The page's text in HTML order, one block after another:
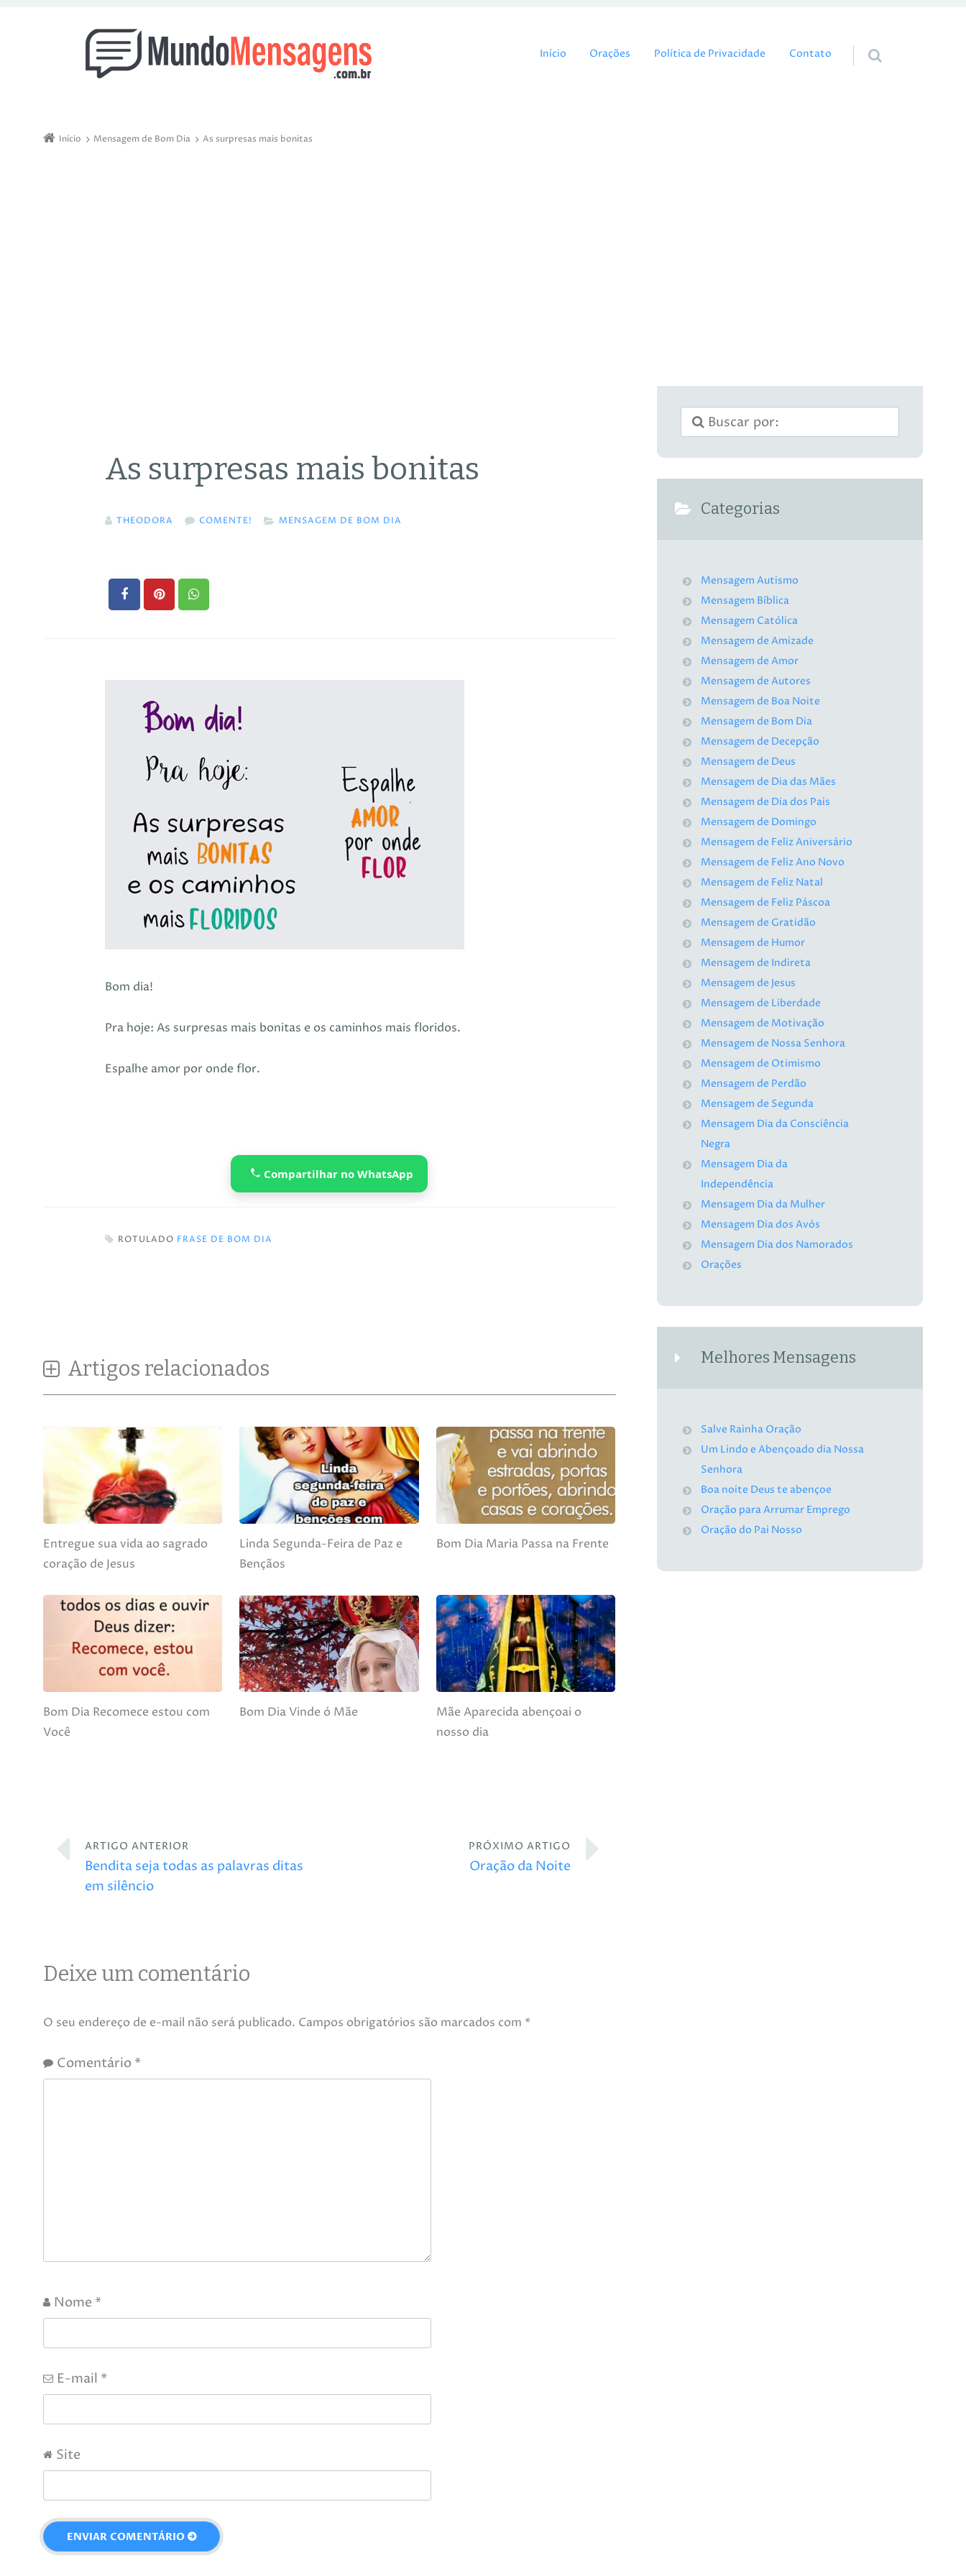
Pular para o conteúdo
Início Orações Política de Privacidade Contato
Início Mensagem de Bom Dia As surpresas mais bonitas
As surpresas mais bonitas
THEODORA COMENTE! MENSAGEM DE BOM DIA
Bom dia!
Pra hoje: As surpresas mais bonitas e os caminhos mais floridos.
Espalhe amor por onde flor.
Compartilhar no WhatsApp
ROTULADO FRASE DE BOM DIA
Artigos relacionados
Entregue sua vida ao sagrado
coração de Jesus
Linda Segunda-Feira de Paz e
Bençãos
Bom Dia Maria Passa na Frente
Bom Dia Recomece estou com
Você
Bom Dia Vinde ó Mãe
Mãe Aparecida abençoai o
nosso dia
ARTIGO ANTERIOR
Bendita seja todas as palavras ditas
em silêncio
PRÓXIMO ARTIGO
Oração da Noite
Deixe um comentário
O seu endereço de e-mail não será publicado. Campos obrigatórios são marcados com *
Comentário *
Nome *
E-mail *
Site
Categorias
Mensagem Autismo
Mensagem Bíblica
Mensagem Católica
Mensagem de Amizade
Mensagem de Amor
Mensagem de Autores
Mensagem de Boa Noite
Mensagem de Bom Dia
Mensagem de Decepção
Mensagem de Deus
Mensagem de Dia das Mães
Mensagem de Dia dos Pais
Mensagem de Domingo
Mensagem de Feliz Aniversário
Mensagem de Feliz Ano Novo
Mensagem de Feliz Natal
Mensagem de Feliz Páscoa
Mensagem de Gratidão
Mensagem de Humor
Mensagem de Indireta
Mensagem de Jesus
Mensagem de Liberdade
Mensagem de Motivação
Mensagem de Nossa Senhora
Mensagem de Otimismo
Mensagem de Perdão
Mensagem de Segunda
Mensagem Dia da Consciência
Negra
Mensagem Dia da
Independência
Mensagem Dia da Mulher
Mensagem Dia dos Avós
Mensagem Dia dos Namorados
Orações
Melhores Mensagens
Salve Rainha Oração
Um Lindo e Abençoado dia Nossa
Senhora
Boa noite Deus te abençoe
Oração para Arrumar Emprego
Oração do Pai Nosso